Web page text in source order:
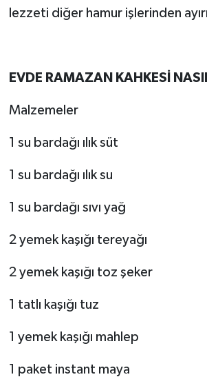
lezzeti diğer hamur işlerinden
EVDE RAMAZAN KAHKESİ
Malzemeler
1 su bardağı ılık süt
1 su bardağı ılık su
1 su bardağı sıvı yağ
2 yemek kaşığı tereyağı
2 yemek kaşığı toz şeker
1 tatlı kaşığı tuz
1 yemek kaşığı mahlep
1 paket instant maya